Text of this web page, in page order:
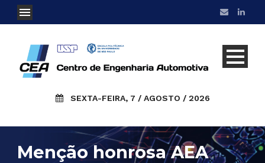
SEXTA-FEIRA, 7 / AGOSTO / 2026
Menção honrosa AEA